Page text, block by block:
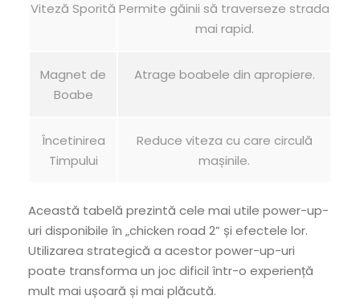
Viteză Sporită Permite găinii să traverseze strada
mai rapid.
Magnet de
Boabe
Atrage boabele din apropiere.
Încetinirea
Timpului
Reduce viteza cu care circulă
mașinile.
Această tabelă prezintă cele mai utile power-up-
uri disponibile în „chicken road 2” și efectele lor.
Utilizarea strategică a acestor power-up-uri
poate transforma un joc dificil într-o experiență
mult mai ușoară și mai plăcută.